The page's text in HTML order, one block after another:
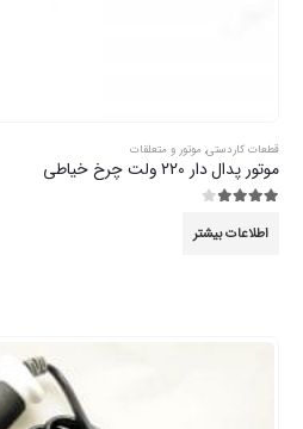
قطعات کاردستی, موتور و متعلقات
موتور پدال دار 220 ولت چرخ خیاطی
اطلاعات بیشتر